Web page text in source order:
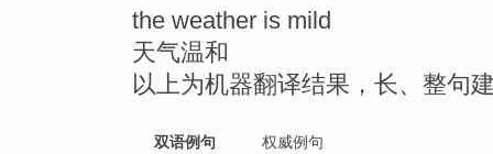
the weather is mild
天气温和
以上为机器翻译结果，长、整句
双语例句 权威例句